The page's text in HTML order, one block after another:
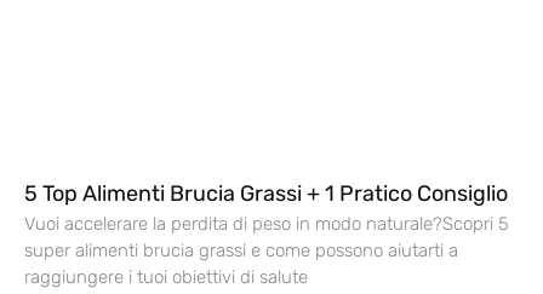
5 Top Alimenti Brucia Grassi + 1 Pratico Consiglio
Vuoi accelerare la perdita di peso in modo naturale?Scopri 5
super alimenti brucia grassi e come possono aiutarti a
raggiungere i tuoi obiettivi di salute